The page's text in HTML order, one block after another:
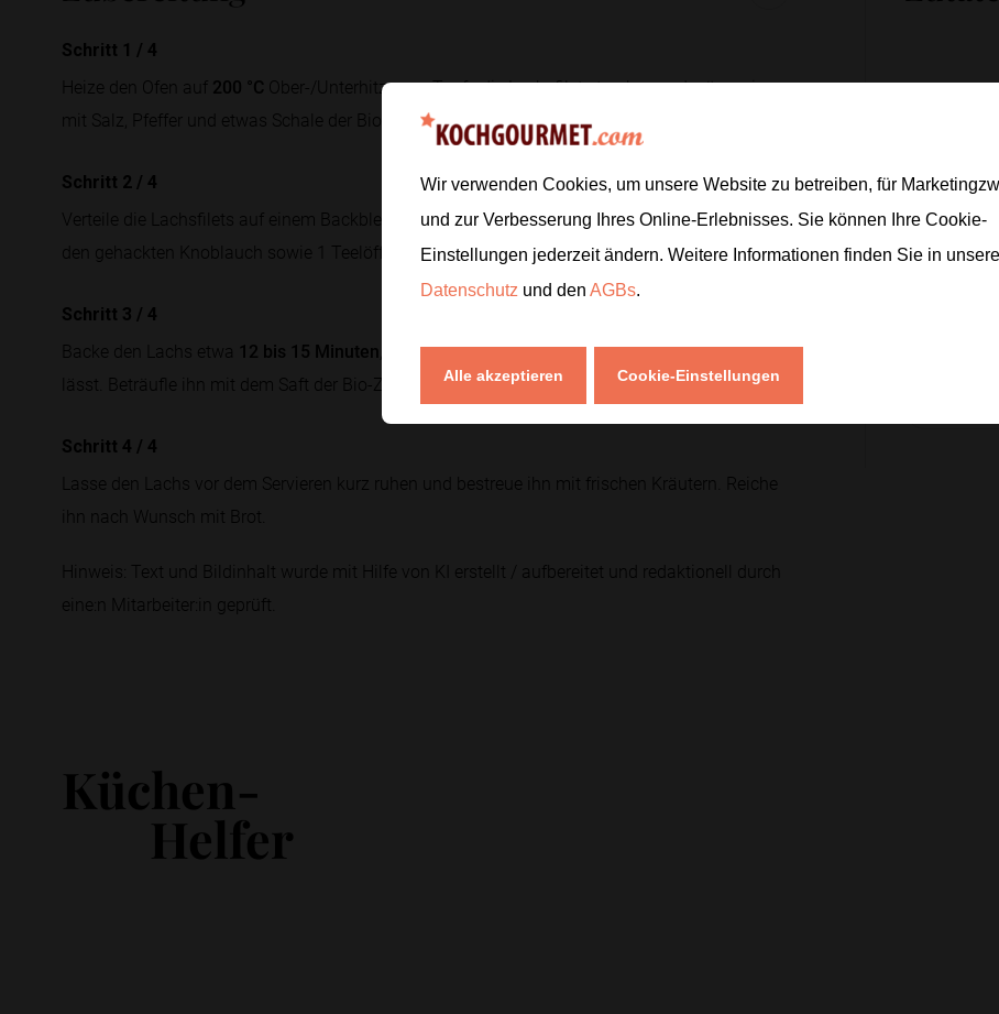
3EL
Zur
Schritt 1 / 4
Heize den Ofen auf 200 °C Ober-/Unterhitze vor. Tupfe die Lachsfilets trocken und würze sie
mit Salz, Pfeffer und etwas Schale der Bio-Zitrone. Schäle die Knoblauchzehen.
Schritt 2 / 4
Verteile die Lachsfilets auf einem Backblech, beträufle sie mit 3 Esslöffeln Olivenöl und verteile
den gehackten Knoblauch sowie 1 Teelöffel Paprikapulver darüber.
Schritt 3 / 4
Backe den Lachs etwa 12 bis 15 Minuten , bis er saftig ist und sich leicht mit der Gabel teilen
lässt. Beträufle ihn mit dem Saft der Bio-Zitrone.
Schritt 4 / 4
Lasse den Lachs vor dem Servieren kurz ruhen und bestreue ihn mit frischen Kräutern. Reiche
ihn nach Wunsch mit Brot.
Hinweis: Text und Bildinhalt wurde mit Hilfe von KI erstellt / aufbereitet und redaktionell durch
eine:n Mitarbeiter:in geprüft.
Küchen-
Helfer
Wir verwenden Cookies, um unsere Website zu betreiben, für
und zur Verbesserung Ihres Online-Erlebnisses. Sie können Ihre Cookie-
Einstellungen jederzeit ändern. Weitere Informationen finden Sie in
Datenschutz und den AGBs.
Alle akzeptieren Cookie-Einstellungen